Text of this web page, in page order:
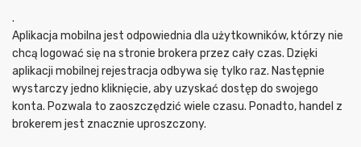
.
Aplikacja mobilna jest odpowiednia dla użytkowników, którzy nie
chcą logować się na stronie brokera przez cały czas. Dzięki
aplikacji mobilnej rejestracja odbywa się tylko raz. Następnie
wystarczy jedno kliknięcie, aby uzyskać dostęp do swojego
konta. Pozwala to zaoszczędzić wiele czasu. Ponadto, handel z
brokerem jest znacznie uproszczony.